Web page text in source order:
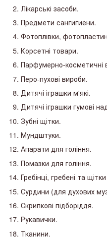
Лікарські засоби.
Предмети сангигиени.
Фотоплівки,
Корсетні товари.
Парфумерно-косметичні
Перо-пухові вироби.
Дитячі іграшки м'які.
Дитячі іграшки гумові
Зубні щітки.
Мундштуки.
Апарати для гоління.
Помазки для гоління.
Гребінці, гребені та
Сурдини (для духових
Скрипкові підборіддя.
Рукавички.
Тканини.